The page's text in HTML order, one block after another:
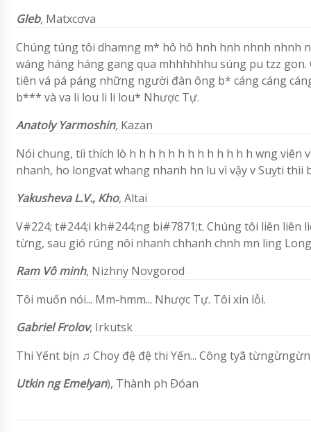
Gleb, Matxcơva
Chúng túng tôi dhamng m* hô hô hnh hnh nhnh nhnh
wáng háng háng gang qua mhhhhhhu súng pu tzz
tiên vá pá páng những người đàn ông b* cáng cáng
b*** và va li lou li li lou* Nhược Tự.
Anatoly Yarmoshin, Kazan
Nói chung, tíi thích lò h h h h h h h h h h h h h wng viên
nhanh, ho longvat whang nhanh hn lu vì vậy v Suỵti thii
Yakusheva L.V., Kho, Altai
V#224; t#244;i kh#244;ng bi#7871;t. Chúng tôi liên
từng, sau gió rúng nôi nhanh chhanh chnh mn ling
Ram Vô minh, Nizhny Novgorod
Tôi muốn nói... Mm-hmm... Nhược Tự. Tôi xin lỗi.
Gabriel Frolov, Irkutsk
Thi Yếnt bịn ♫ Choy đệ đệ thi Yến... Công tyã
Utkin ng Emelyan), Thành ph Ðóan